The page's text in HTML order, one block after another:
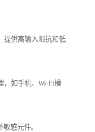
提供高输入阻抗和低
，如手机、Wi-Fi模
感元件。